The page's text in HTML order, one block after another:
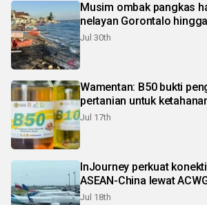
Musim ombak pangkas
nelayan Gorontalo
Jul 30th
Wamentan: B50 bukti
pertanian untuk
Jul 17th
InJourney perkuat
ASEAN-China lewat
Jul 18th